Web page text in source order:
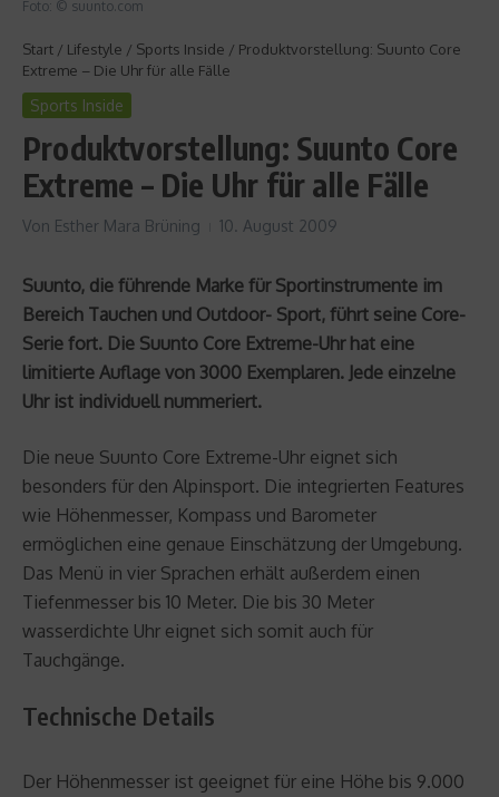
Foto: © suunto.com
Start / Lifestyle / Sports Inside / Produktvorstellung: Suunto Core
Extreme – Die Uhr für alle Fälle
Sports Inside
Produktvorstellung: Suunto Core
Extreme – Die Uhr für alle Fälle
Von Esther Mara Brüning 10. August 2009
Suunto, die führende Marke für Sportinstrumente im
Bereich Tauchen und Outdoor- Sport, führt seine Core-
Serie fort. Die Suunto Core Extreme-Uhr hat eine
limitierte Auflage von 3000 Exemplaren. Jede einzelne
Uhr ist individuell nummeriert.
Die neue Suunto Core Extreme-Uhr eignet sich
besonders für den Alpinsport. Die integrierten Features
wie Höhenmesser, Kompass und Barometer
ermöglichen eine genaue Einschätzung der Umgebung.
Das Menü in vier Sprachen erhält außerdem einen
Tiefenmesser bis 10 Meter. Die bis 30 Meter
wasserdichte Uhr eignet sich somit auch für
Tauchgänge.
Technische Details
Der Höhenmesser ist geeignet für eine Höhe bis 9.000